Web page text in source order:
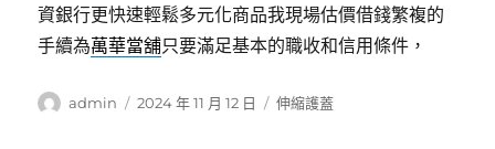
資銀行更快速輕鬆多元化商品我現場估價借錢繁複的
手續為萬華當舖只要滿足基本的職收和信用條件，
作
admin
發
2024 年 11 月 12 日
分
伸縮護蓋